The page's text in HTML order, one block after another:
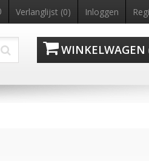
Verlanglijst (0) Inloggen
WINKELWAGEN